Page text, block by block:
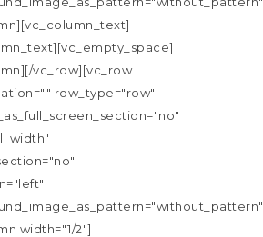
vc_row][vc_row
row_type="row"
width="1/2"]